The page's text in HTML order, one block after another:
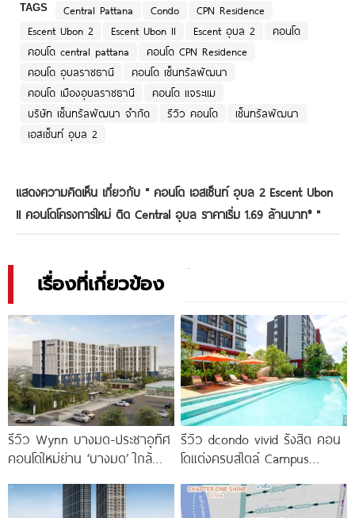
TAGS Central Pattana Condo
CPN Residence
Escent Ubon 2
Escent Ubon II Escent อุบล 2
คอนโด
คอนโด central pattana
คอนโด CPN Residence
คอนโด อุบลราชธานี
คอนโด เซ็นทรัลพัฒนา
คอนโด เมืองอุบลราชธานี
คอนโด เเจระแม
บริษัท เซ็นทรัลพัฒนา จำกัด
รีวิว คอนโด
เซ็นทรัลพัฒนา
เอสเซ็นท์ อุบล 2
แสดงความคิดเห็น เกี่ยวกับ " คอนโด เอสเซ็นท์ อุบล 2 Escent Ubon
II คอนโดโครงการใหม่ ติด Central อุบล ราคาเริ่ม 1.69 ล้านบาท*"
เรื่องที่เกี่ยวข้อง
รีวิว Wynn บางมด-ประชาอุทิศ
คอนโดใหม่ย่าน ‘บางมด’ ใกล้
สายสีม่วง
รีวิว dcondo vivid รังสิต คอน
โดแต่งครบสไตล์ Campus
พร้อมรับ-ส่ง